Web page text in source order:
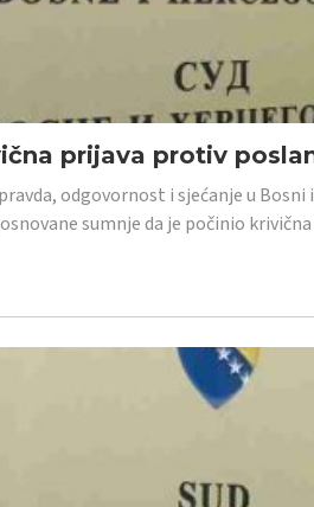
prijava protiv
odgovornost i sjećanje u
sumnje da je počinio